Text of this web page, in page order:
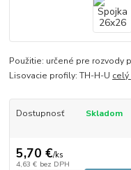
Použitie: určené pre rozvody
Lisovacie profily: TH-H-U
Dostupnosť Skladom
5,70 €/ks
4,63 € bez DPH